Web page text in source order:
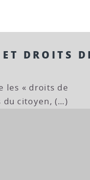
DROITS
les « droits de
du citoyen, (…)